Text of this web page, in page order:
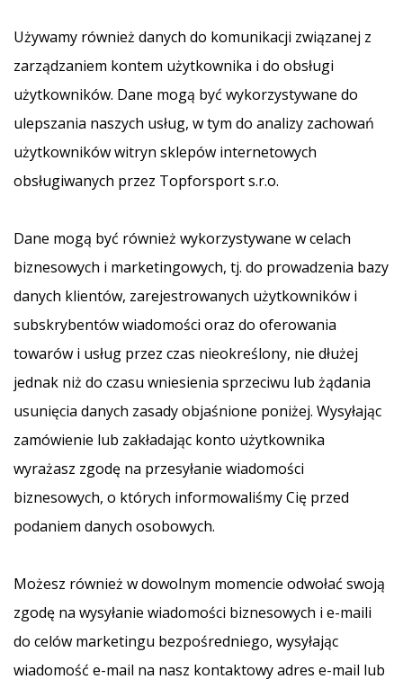
Używamy również danych do komunikacji związanej z
zarządzaniem kontem użytkownika i do obsługi
użytkowników. Dane mogą być wykorzystywane do
ulepszania naszych usług, w tym do analizy zachowań
użytkowników witryn sklepów internetowych
obsługiwanych przez Topforsport s.r.o.
Dane mogą być również wykorzystywane w celach
biznesowych i marketingowych, tj. do prowadzenia bazy
danych klientów, zarejestrowanych użytkowników i
subskrybentów wiadomości oraz do oferowania
towarów i usług przez czas nieokreślony, nie dłużej
jednak niż do czasu wniesienia sprzeciwu lub żądania
usunięcia danych zasady objaśnione poniżej. Wysyłając
zamówienie lub zakładając konto użytkownika
wyrażasz zgodę na przesyłanie wiadomości
biznesowych, o których informowaliśmy Cię przed
podaniem danych osobowych.
Możesz również w dowolnym momencie odwołać swoją
zgodę na wysyłanie wiadomości biznesowych i e-maili
do celów marketingu bezpośredniego, wysyłając
wiadomość e-mail na nasz kontaktowy adres e-mail lub